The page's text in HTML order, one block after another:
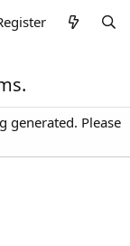
generated. Please